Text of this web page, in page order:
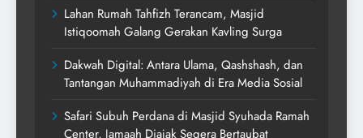
Lahan Rumah Tahfizh Terancam, Masjid
Istiqoomah Galang Gerakan Kavling Surga
Dakwah Digital: Antara Ulama, Qashshash, dan
Tantangan Muhammadiyah di Era Media Sosial
Safari Subuh Perdana di Masjid Syuhada Ramah
Center, Jamaah Diajak Segera Bertaubat